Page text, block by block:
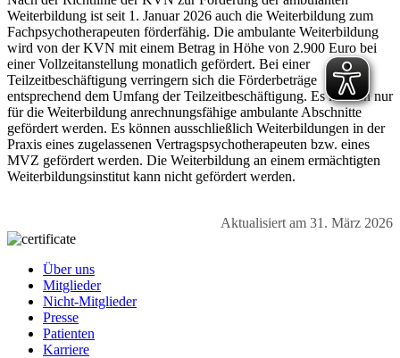
Weiterbildung ist seit 1. Januar 2026 auch die Weiterbildung zum
Fachpsychotherapeuten förderfähig. Die ambulante Weiterbildung
wird von der KVN mit einem Betrag in Höhe von 2.900 Euro bei
einer Vollzeitanstellung monatlich gefördert. Bei einer
Teilzeitbeschäftigung verringern sich die Förderbeträge
entsprechend dem Umfang der Teilzeitbeschäftigung. Es können nur
für die Weiterbildung anrechnungsfähige ambulante Abschnitte
gefördert werden. Es können ausschließlich Weiterbildungen in der
Praxis eines zugelassenen Vertragspsychotherapeuten bzw. eines
MVZ gefördert werden. Die Weiterbildung an einem ermächtigten
Weiterbildungsinstitut kann nicht gefördert werden.
Aktualisiert am 31. März 2026
Über uns
Mitglieder
Nicht-Mitglieder
Presse
Patienten
Karriere